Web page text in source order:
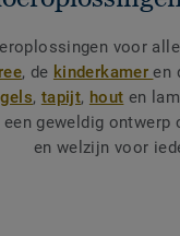
voor
, de kinderkamer en
, tapijt, hout en
geweldig
en welzijn voor